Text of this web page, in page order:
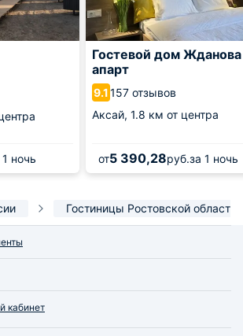
1 ночь
Гостевой дом Жданова
апарт
9.1157 отзывов
Аксай, 1.8 км от центра
от5 390,28руб.за 1 ночь
Гостиницы Ростовской области
кабинет